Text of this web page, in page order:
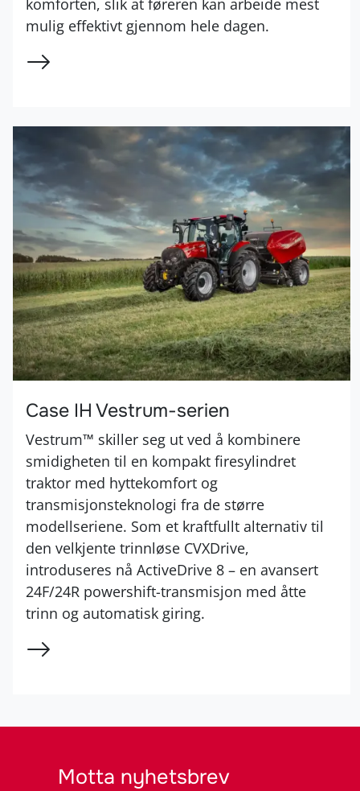
mulig effektivt gjennom hele dagen.
Case IH Vestrum-serien
Vestrum™ skiller seg ut ved å kombinere
smidigheten til en kompakt firesylindret
traktor med hyttekomfort og
transmisjonsteknologi fra de større
modellseriene. Som et kraftfullt alternativ til
den velkjente trinnløse CVXDrive,
introduseres nå ActiveDrive 8 – en avansert
24F/24R powershift-transmisjon med åtte
trinn og automatisk giring.
Motta nyhetsbrev